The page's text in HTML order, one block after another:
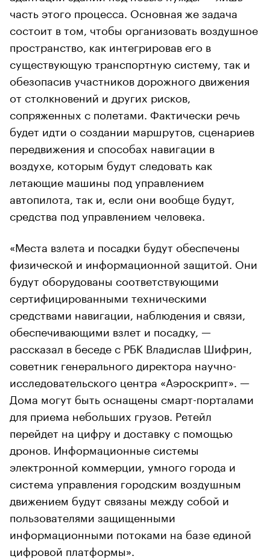
часть этого процесса. Основная же задача
состоит в том, чтобы организовать воздушное
пространство, как интегрировав его в
существующую транспортную систему, так и
обезопасив участников дорожного движения
от столкновений и других рисков,
сопряженных с полетами. Фактически речь
будет идти о создании маршрутов, сценариев
передвижения и способах навигации в
воздухе, которым будут следовать как
летающие машины под управлением
автопилота, так и, если они вообще будут,
средства под управлением человека.
«Места взлета и посадки будут обеспечены
физической и информационной защитой. Они
будут оборудованы соответствующими
сертифицированными техническими
средствами навигации, наблюдения и связи,
обеспечивающими взлет и посадку, —
рассказал в беседе с РБК Владислав Шифрин,
советник генерального директора научно-
исследовательского центра «Аэроскрипт». —
Дома могут быть оснащены смарт-порталами
для приема небольших грузов. Ретейл
перейдет на цифру и доставку с помощью
дронов. Информационные системы
электронной коммерции, умного города и
система управления городским воздушным
движением будут связаны между собой и
пользователями защищенными
информационными потоками на базе единой
цифровой платформы».